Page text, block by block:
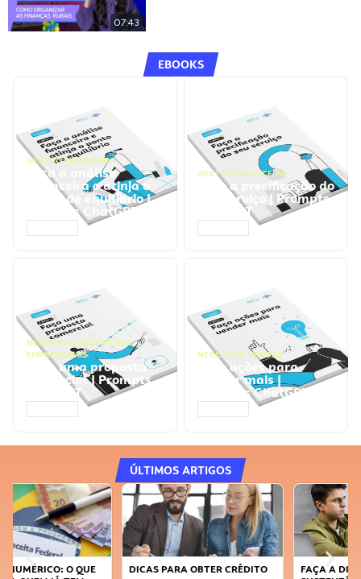
07:43
EBOOKS
GESTÃO FINANCEIRA
Faça a análise
financeira e atinja o
ponto de equilíbrio |
Prompts ChatGPT
GESTÃO FINANCEIRA
Faça a precificação do
seu serviço | Prompts
ChatGPT
NEGÓCIOS, PROCESSOS
EMPRESARIAIS
Faça uma proposta
comercial | Prompts
ChatGPT
NEGÓCIOS, VENDAS
Faça ações para
vender mais |
Prompts ChatGPT
ÚLTIMOS ARTIGOS
DICAS PARA OBTER CRÉDITO
FAÇA A DIFERENÇA: SEJA